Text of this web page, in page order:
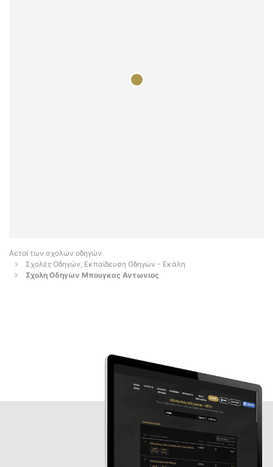
Αετοί των σχολών οδηγών
Σχολές Οδηγών, Εκπαίδευση Οδηγών - Εκάλη
Σχολη Οδηγων Μπουγκας Αντωνιος